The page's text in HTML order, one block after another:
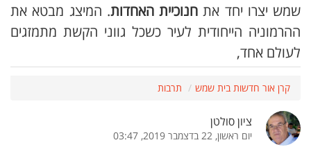
שמש יצרו יחד את חנוכיית האחדות. המיצג מבטא את
ההרמוניה הייחודית לעיר כשכל גווני הקשת מתמזגים
לעולם אחד,
קרן אור חדשות בית שמש תרבות
ציון סולטן
יום ראשון, 22 בדצמבר 2019, 03:47